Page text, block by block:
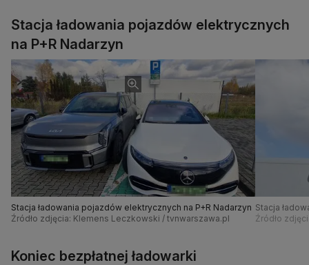
Stacja ładowania pojazdów elektrycznych
na P+R Nadarzyn
Stacja ładowania pojazdów elektrycznych na P+R Nadarzyn
Źródło zdjęcia: Klemens Leczkowski / tvnwarszawa.pl
Stacja
Źródło
Koniec bezpłatnej ładowarki